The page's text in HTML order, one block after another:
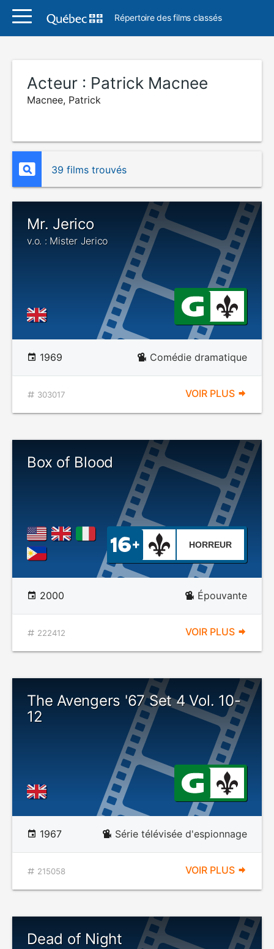
Répertoire des films classés
Acteur : Patrick Macnee
Macnee, Patrick
39 films trouvés
Mr. Jerico
v.o. : Mister Jerico
1969 Comédie dramatique
303017 VOIR PLUS
Box of Blood
HORREUR
2000 Épouvante
222412 VOIR PLUS
The Avengers '67 Set 4 Vol. 10-
12
1967 Série télévisée d'espionnage
215058 VOIR PLUS
Dead of Night